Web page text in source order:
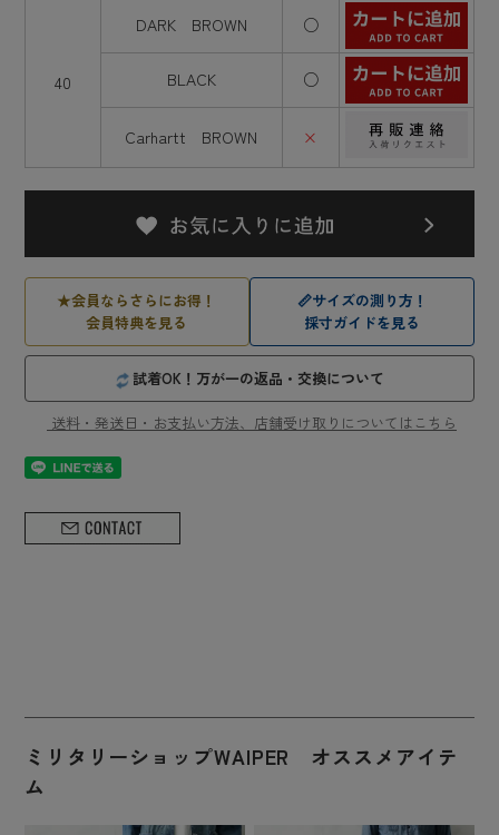
40
DARK BROWN ○
BLACK ○
Carhartt BROWN ×
★会員ならさらにお得！
会員特典を見る
📏サイズの測り方！
採寸ガイドを見る
試着OK！万が一の返品・交換について
送料・発送日・お支払い方法、店舗受け取りについてはこちら
ミリタリーショップWAIPER オススメアイテ
ム